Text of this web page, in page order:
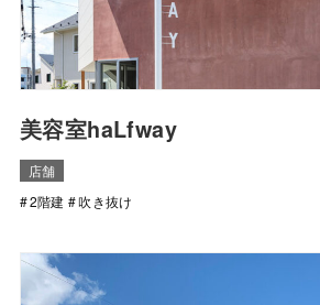
美容室haLfway
店舗
2階建
吹き抜け